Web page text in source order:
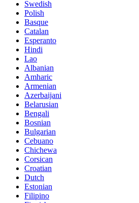
Swedish
Polish
Basque
Catalan
Esperanto
Hindi
Lao
Albanian
Amharic
Armenian
Azerbaijani
Belarusian
Bengali
Bosnian
Bulgarian
Cebuano
Chichewa
Corsican
Croatian
Dutch
Estonian
Filipino